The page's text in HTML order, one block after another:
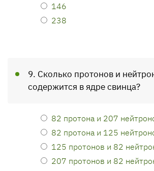
146
238
9. Сколько протонов и
содержится в ядре свинца?
82 протона и 207
82 протона и 125
125 протонов и 82
207 протонов и 82